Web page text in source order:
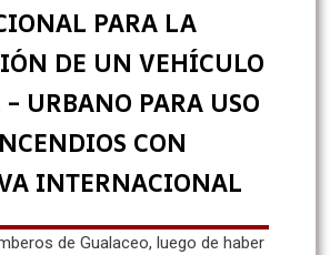
PARA LA
DE UN VEHÍCULO
– URBANO PARA USO
CON
INTERNACIONAL
de Gualaceo, luego de haber